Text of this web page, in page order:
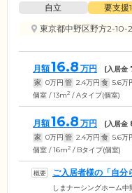
自立 要支援
東京都中野区野方2-10-2
月額16.8 万円 (入居金
家 0万円 管 2.4万円 食 5.6万
個室 / 13m2 / Aタイプ(個室)
月額16.8 万円 (入居金
家 0万円 管 2.4万円 食 5.6万
個室 / 16m2 / Bタイプ(個室)
ご入居者様の「自分
えています
しまナーシングホーム